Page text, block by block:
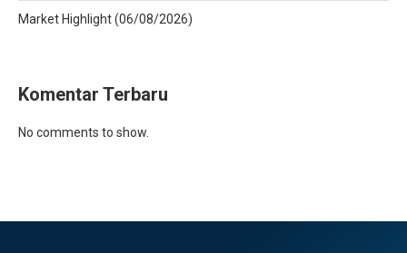
Market Highlight (06/08/2026)
Komentar Terbaru
No comments to show.